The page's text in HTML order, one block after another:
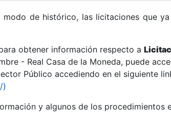
de histórico, las licitaciones que
obtener información respecto a
- Real Casa de la Moneda, puede
Público accediendo en el siguiente
)
y algunos de los procedimientos